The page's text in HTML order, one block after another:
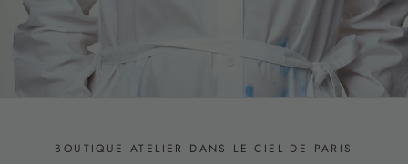
BOUTIQUE ATELIER DANS LE CIEL DE PARIS